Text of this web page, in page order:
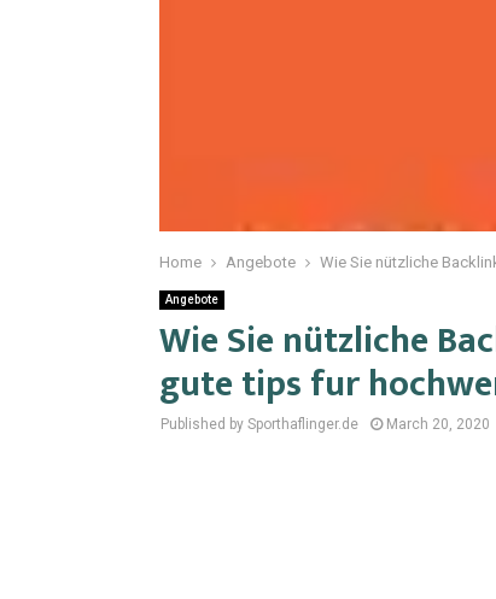
Home Angebote Wie Sie nützliche
Angebote
Wie Sie nützliche
gute tips fur
Published by Sporthaflinger.de March 20, 2020